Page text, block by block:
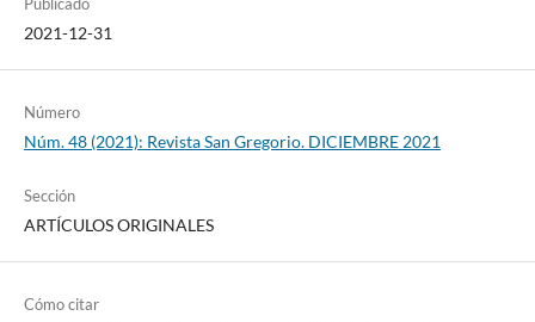
2021-12-31
Número
Núm. 48 (2021): Revista San Gregorio. DICIEMBRE 2021
Sección
ARTÍCULOS ORIGINALES
Cómo citar